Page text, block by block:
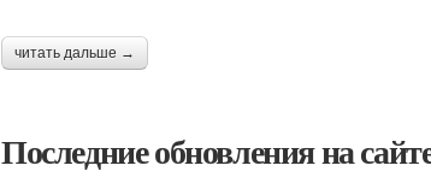
читать дальше →
Последние обновления на